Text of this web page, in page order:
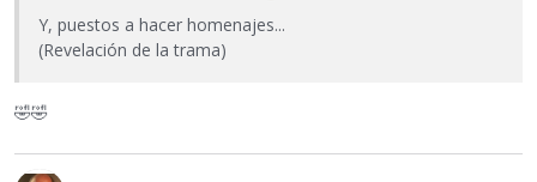
Y, puestos a hacer homenajes...
(Revelación de la trama)
🤣🤣